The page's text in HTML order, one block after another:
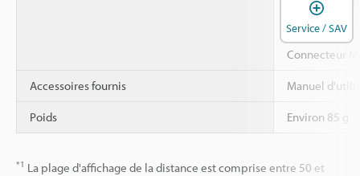
Passe-câble :
Câble : PVC,
Connecteur
Accessoires fournis Manuel
Poids Environ 85 g
*1 La plage d'affichage de la distance est comprise entre 50 et
Service / SAV